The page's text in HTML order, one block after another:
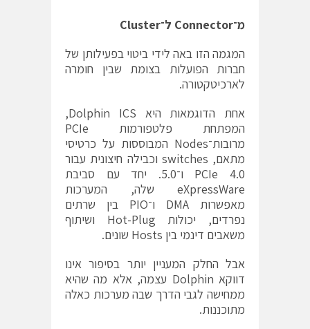
מ־Connector ל־Cluster
המגמה הזו באה לידי ביטוי בפעילותן של
חברות הפועלות בצומת שבין חומרה
לארכיטקטורה.
אחת הדוגמאות היא Dolphin ICS,
המפתחת פלטפורמות PCIe
מרובות־Nodes המבוססות על כרטיסי
מתאם, switches וכבילה חיצונית עבור
PCIe 4.0 ו־5.0. יחד עם סביבת
eXpressWare שלה, המערכות
מאפשרות DMA ו־PIO בין שרתים
נפרדים, יכולות Hot-Plug ושיתוף
משאבים דינמי בין Hosts שונים.
אבל החלק המעניין יותר בסיפור אינו
דווקא Dolphin עצמה, אלא מה שהיא
ממחישה לגבי הדרך שבה מערכות כאלה
מתוכננות.